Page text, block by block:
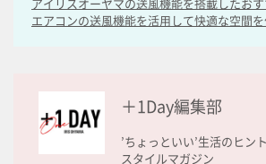
エアコンの送風機能を活用して快適な空間
＋1Day編集部
’ちょっといい’生活のヒン
スタイルマガジン